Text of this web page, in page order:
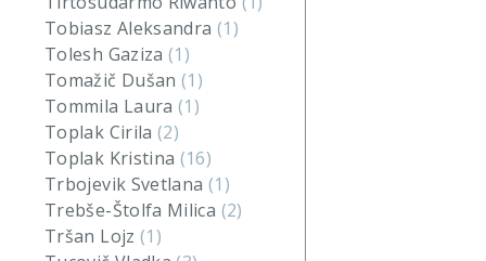
Tobiasz Aleksandra (1)
Tolesh Gaziza(1)
Tomažič Dušan(1)
Tommila Laura(1)
Toplak Cirila(2)
Toplak Kristina (16)
Trbojevik Svetlana (1)
Trebše-Štolfa Milica (2)
Tršan Lojz (1)